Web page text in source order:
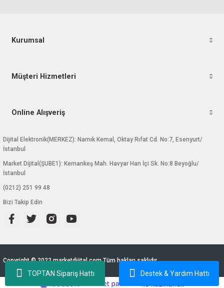
TOPTAN Sipariş Hattı Destek & Yardım Hattı
Kurumsal
Müşteri Hizmetleri
Online Alışveriş
Dijital Elektronik(MERKEZ): Namık Kemal, Oktay Rıfat Cd. No:7, Esenyurt/
İstanbul
Market Dijital(ŞUBE1): Kemankeş Mah. Havyar Han İçi Sk. No:8 Beyoğlu/
İstanbul
(0212) 251 99 48
Bizi Takip Edin
Copyright © 2022 marketdijital.com Tüm hakları saklıdır.